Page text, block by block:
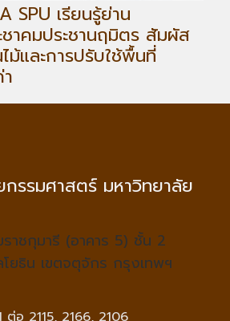
SPU เรียนรู้ย่าน
าคมประชานฤมิตร สัมผัส
และการปรับใช้พื้นที่
รรมศาสตร์ มหาวิทยาลัย
ราชกุมารี (อาคาร 5) ชั้น 2
ยธิน เขตจตุจักร กรุงเทพฯ